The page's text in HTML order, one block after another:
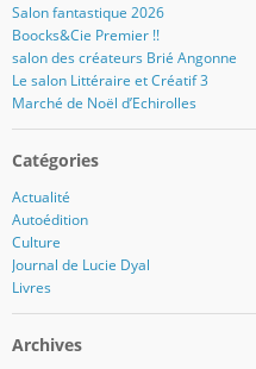
Salon fantastique 2026
Boocks&Cie Premier !!
salon des créateurs Brié Angonne
Le salon Littéraire et Créatif 3
Marché de Noël d’Echirolles
Catégories
Actualité
Autoédition
Culture
Journal de Lucie Dyal
Livres
Archives